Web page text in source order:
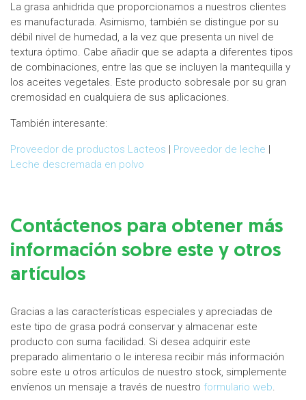
La grasa anhidrida que proporcionamos a nuestros clientes
es manufacturada. Asimismo, también se distingue por su
débil nivel de humedad, a la vez que presenta un nivel de
textura óptimo. Cabe añadir que se adapta a diferentes tipos
de combinaciones, entre las que se incluyen la mantequilla y
los aceites vegetales. Este producto sobresale por su gran
cremosidad en cualquiera de sus aplicaciones.
También interesante:
Proveedor de productos Lacteos | Proveedor de leche |
Leche descremada en polvo
Contáctenos para obtener más
información sobre este y otros
artículos
Gracias a las características especiales y apreciadas de
este tipo de grasa podrá conservar y almacenar este
producto con suma facilidad. Si desea adquirir este
preparado alimentario o le interesa recibir más información
sobre este u otros artículos de nuestro stock, simplemente
envíenos un mensaje a través de nuestro formulario web.